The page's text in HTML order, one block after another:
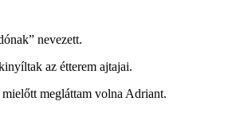
nevezett.
az étterem ajtajai.
megláttam volna Adriant.